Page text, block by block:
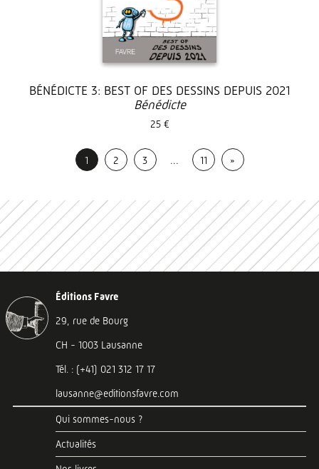
BÉNÉDICTE 3: BEST OF DES DESSINS DEPUIS 2021
Bénédicte
25 €
1 2 3 … 11 »
Éditions Favre
29, rue de Bourg
CH - 1003 Lausanne
Tél. : (+41) 021 312 17 17
lausanne@editionsfavre.com
Qui sommes-nous ?
Actualités